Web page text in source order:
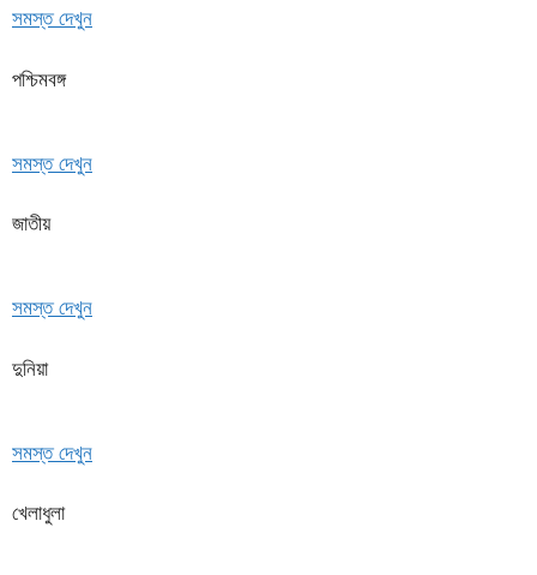
সমস্ত দেখুন
পশ্চিমবঙ্গ
সমস্ত দেখুন
জাতীয়
সমস্ত দেখুন
দুনিয়া
সমস্ত দেখুন
খেলাধুলা